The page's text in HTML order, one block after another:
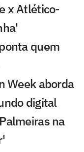
x Atlético-
quem
Week aborda
digital
na